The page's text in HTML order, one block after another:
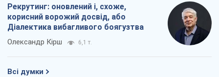
Рекрутинг: оновлений і, схоже,
корисний ворожий досвід, або
Діалектика вибагливого боягузтва
Олександр Кірш 6,1 т.
Всі думки